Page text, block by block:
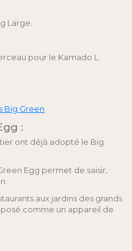
Large.
pour le Kamado L.
Big Green
:
ont déjà adopté le Big
Egg permet de saisir,
aux jardins des grands
comme un appareil de